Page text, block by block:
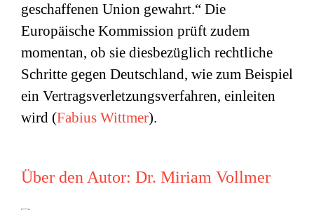
geschaffenen Union gewahrt.“ Die
Europäische Kommission prüft zudem
momentan, ob sie diesbezüglich rechtliche
Schritte gegen Deutschland, wie zum Beispiel
ein Vertragsverletzungsverfahren, einleiten
wird (Fabius Wittmer).
Über den Autor: Dr. Miriam Vollmer